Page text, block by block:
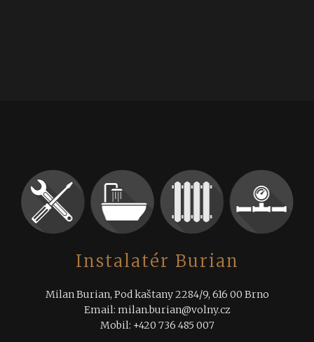
Instalatér Burian
Milan Burian, Pod kaštany 2284/9, 616 00 Brno
Email: milan.burian@volny.cz
Mobil: +420 736 485 007